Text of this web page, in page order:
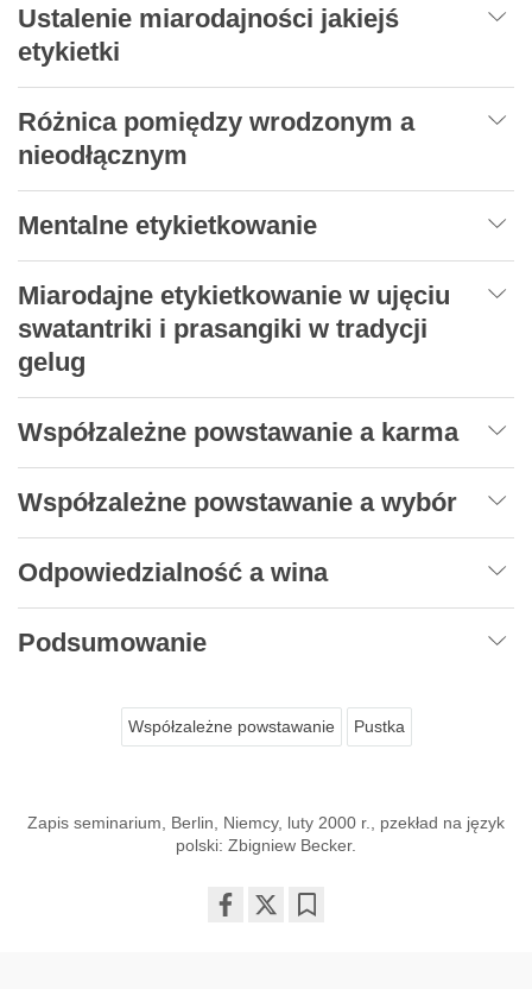
Ustalenie miarodajności jakiejś
etykietki
Różnica pomiędzy wrodzonym a
nieodłącznym
Mentalne etykietkowanie
Miarodajne etykietkowanie w ujęciu
swatantriki i prasangiki w tradycji
gelug
Współzależne powstawanie a karma
Współzależne powstawanie a wybór
Odpowiedzialność a wina
Podsumowanie
Współzależne powstawanie Pustka
Zapis seminarium, Berlin, Niemcy, luty 2000 r., pzekład na język
polski: Zbigniew Becker.